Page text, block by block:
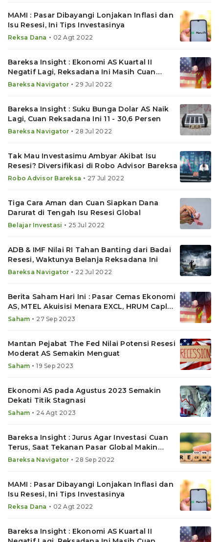
MAMI : Pasar Dibayangi Lonjakan Inflasi dan
Isu Resesi, Ini Tips Investasinya
Reksa Dana • 02 Agt 2022
Bareksa Insight : Ekonomi AS Kuartal II
Negatif Lagi, Reksadana Ini Masih Cuan
Hingga 30%
Bareksa Navigator • 29 Jul 2022
Bareksa Insight : Suku Bunga Dolar AS Naik
Lagi, Cuan Reksadana Ini 11 - 30,6 Persen
Bareksa Navigator • 28 Jul 2022
Tak Mau Investasimu Ambyar Akibat Isu
Resesi? Diversifikasi di Robo Advisor Bareksa
Robo Advisor Bareksa • 27 Jul 2022
Tiga Cara Aman dan Cuan Siapkan Dana
Darurat di Tengah Isu Resesi Global
Belajar Investasi • 25 Jul 2022
ADB & IMF Nilai RI Tahan Banting dari Badai
Resesi, Waktunya Belanja Reksadana Ini
Bareksa Navigator • 22 Jul 2022
Berita Saham Hari Ini : Pasar Cemas Ekonomi
AS, MTEL Akuisisi Menara EXCL, HRUM Caplok
Infei Metal
Saham • 27 Sep 2023
Mantan Pejabat The Fed Nilai Potensi Resesi
Moderat AS Semakin Menguat
Saham • 19 Sep 2023
Ekonomi AS pada Agustus 2023 Semakin
Dekati Titik Stagnasi
Saham • 24 Agt 2023
Bareksa Insight : Jurus Agar Investasi Cuan
Terus, Saat Tekanan Pasar Global Makin
Berat
Bareksa Navigator • 28 Sep 2022
MAMI : Pasar Dibayangi Lonjakan Inflasi dan
Isu Resesi, Ini Tips Investasinya
Reksa Dana • 02 Agt 2022
Bareksa Insight : Ekonomi AS Kuartal II